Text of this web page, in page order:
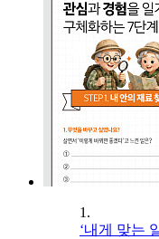
1.
‘내게 맞는